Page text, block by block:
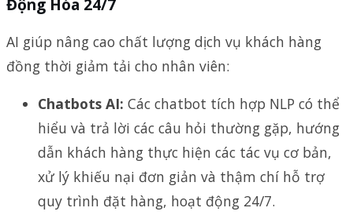
Động Hóa 24/7
AI giúp nâng cao chất lượng dịch vụ khách hàng
đồng thời giảm tải cho nhân viên:
Chatbots AI: Các chatbot tích hợp NLP có thể
hiểu và trả lời các câu hỏi thường gặp, hướng
dẫn khách hàng thực hiện các tác vụ cơ bản,
xử lý khiếu nại đơn giản và thậm chí hỗ trợ
quy trình đặt hàng, hoạt động 24/7.